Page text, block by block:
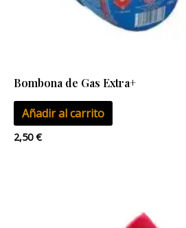
Bombona de Gas Extra+
Añadir al carrito
2,50€